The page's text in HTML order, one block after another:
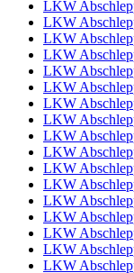
LKW
LKW
LKW
LKW
LKW
LKW
LKW
LKW
LKW
LKW
LKW
LKW
LKW
LKW
LKW
LKW
LKW